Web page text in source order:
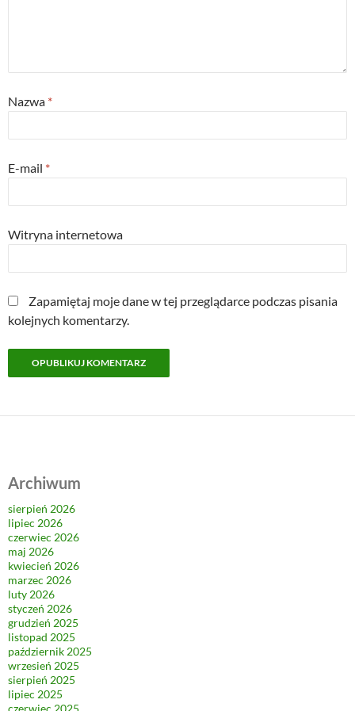
Nazwa *
E-mail *
Witryna internetowa
Zapamiętaj moje dane w tej przeglądarce podczas pisania
kolejnych komentarzy.
Archiwum
sierpień 2026
lipiec 2026
czerwiec 2026
maj 2026
kwiecień 2026
marzec 2026
luty 2026
styczeń 2026
grudzień 2025
listopad 2025
październik 2025
wrzesień 2025
sierpień 2025
lipiec 2025
czerwiec 2025